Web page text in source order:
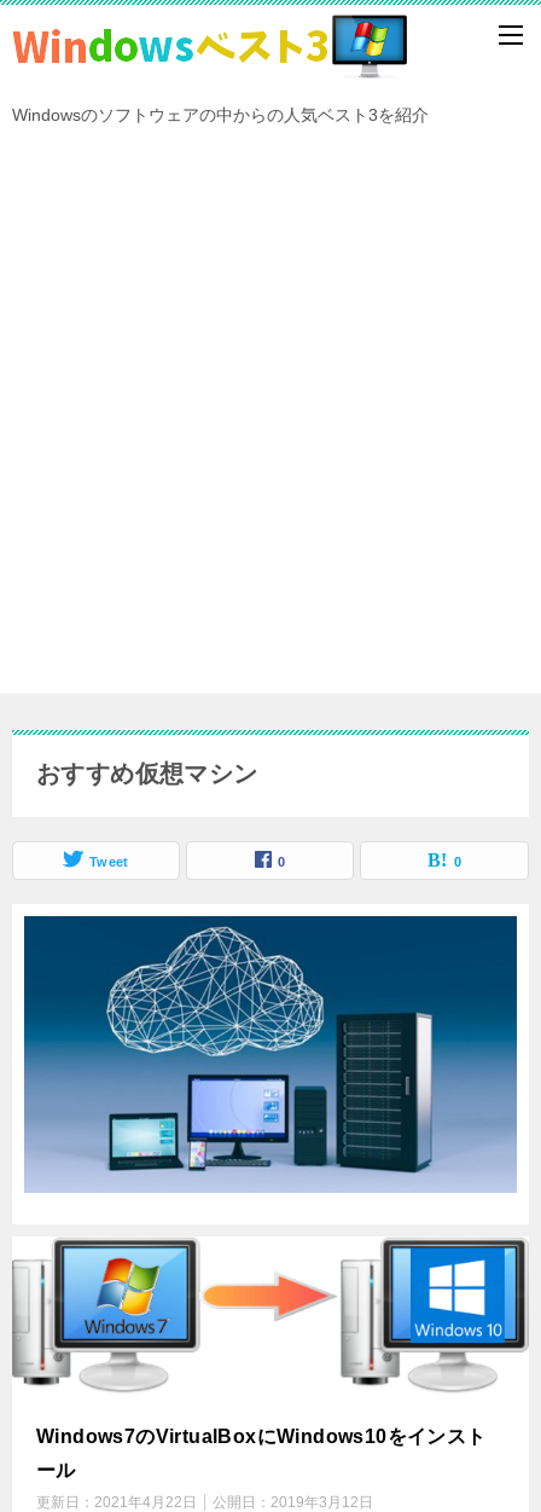
Windowsのソフトウェアの中からの人気ベスト3を紹介
おすすめ仮想マシン
Tweet 0 0
Windows7のVirtualBoxにWindows10をインスト
ール
更新日： 2021年4月22日 公開日： 2019年3月12日